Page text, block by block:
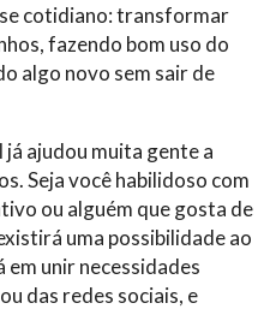
cotidiano: transformar
fazendo bom uso do
algo novo sem sair de
já ajudou muita gente a
Seja você habilidoso com
ou alguém que gosta de
uma possibilidade ao
em unir necessidades
das redes sociais, e